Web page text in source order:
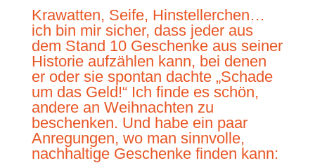
Krawatten, Seife, Hinstellerchen…
ich bin mir sicher, dass jeder aus
dem Stand 10 Geschenke aus seiner
Historie aufzählen kann, bei denen
er oder sie spontan dachte „Schade
um das Geld!“ Ich finde es schön,
andere an Weihnachten zu
beschenken. Und habe ein paar
Anregungen, wo man sinnvolle,
nachhaltige Geschenke finden kann: